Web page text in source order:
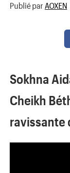
Publié par AOXEN
Sokhna
Cheikh
ravissante